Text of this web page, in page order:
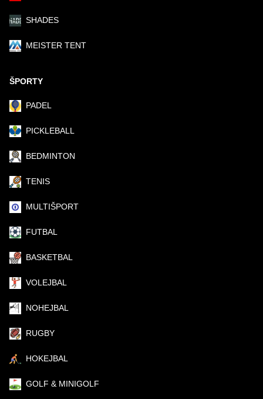
SHADES
MEISTER TENT
ŠPORTY
PADEL
PICKLEBALL
BEDMINTON
TENIS
MULTIŠPORT
FUTBAL
BASKETBAL
VOLEJBAL
NOHEJBAL
RUGBY
HOKEJBAL
GOLF & MINIGOLF